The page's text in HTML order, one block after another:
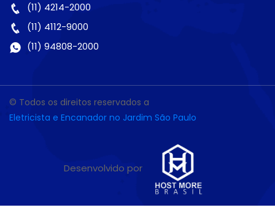
(11) 4214-2000
(11) 4112-9000
(11) 94808-2000
© Todos os direitos reservados a
Eletricista e Encanador no Jardim São Paulo
Desenvolvido por